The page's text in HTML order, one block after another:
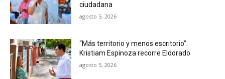
ciudadana
agosto 5, 2026
“Más territorio y menos escritorio”:
Kristiam Espinoza recorre Eldorado
agosto 5, 2026